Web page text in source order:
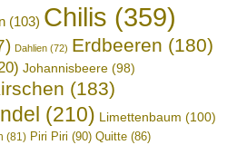
(103) Chilis (359)
Dahlien (72) Erdbeeren (180)
Johannisbeere (98)
(183)
(210) Limettenbaum (100)
(81) Piri Piri (90) Quitte (86)